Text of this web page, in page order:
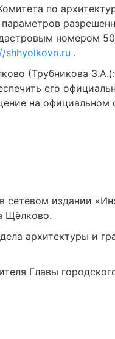
по
номером
shhyolkovo.ru .
(Трубникова З.А.):
его
на официальном
сетевом издании
Щёлково.
архитектуры и
Главы